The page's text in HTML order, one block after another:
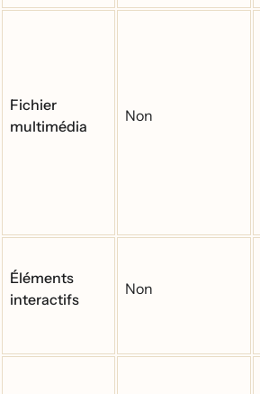
Fichier
multimédia
Non
Éléments
interactifs
Non